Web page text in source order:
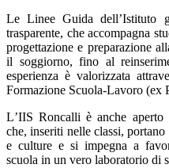
Le Linee Guida dell’Istituto
trasparente, che accompagna
progettazione e preparazione
il soggiorno, fino al
esperienza è valorizzata
Formazione Scuola-Lavoro (ex
L’IIS Roncalli è anche aperto
che, inseriti nelle classi, portano
e culture e si impegna a
scuola in un vero laboratorio di